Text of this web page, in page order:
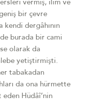
vermiş, ilim ve
bir çevre
kendi dergâhının
burada bir cami
olarak da
yetiştirmişti.
tabakadan
da ona hürmette
eden Hüdâî’nin